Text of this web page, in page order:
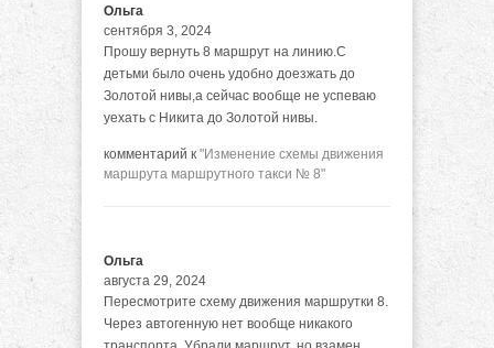
Ольга
сентября 3, 2024
Прошу вернуть 8 маршрут на линию.С
детьми было очень удобно доезжать до
Золотой нивы,а сейчас вообще не успеваю
уехать с Никита до Золотой нивы.
комментарий к "Изменение схемы движения
маршрута маршрутного такси № 8"
Ольга
августа 29, 2024
Пересмотрите схему движения маршрутки 8.
Через автогенную нет вообще никакого